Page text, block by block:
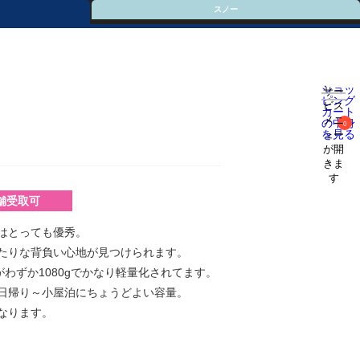
スノー
ショッ
ピング
カート
の中身
を見る
0
サー
ビス
メニ
ュー
が開
きま
す
受取可
っても優秀。
な背負い心地が見つけられます。
ずか1080gでかなり軽量化されてます。
り～小屋泊にちょうどよい容量。
ります。